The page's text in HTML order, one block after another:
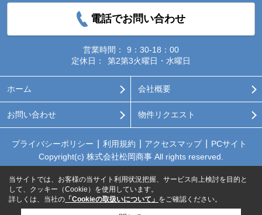
電話でお問い合わせ
営業時間：
9：30-18：00
定休日：
第2第3火曜日・水曜日
ホーム 会社概要
お問い合わせ 物件リクエスト
プライバシーポリシー 利用規約 アクセスマップ
PCサイト
Copyright(c) 株式会社松岡商事 All rights reserved.
当サイトでは、お客様の当サイト利用状況把握、サービス向上検討を目的と
して、クッキー（Cookie）を使用しています。
詳しくは、当社の 「Cookieの取扱いについて」 をご確認ください。